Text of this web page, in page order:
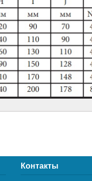
Контакты